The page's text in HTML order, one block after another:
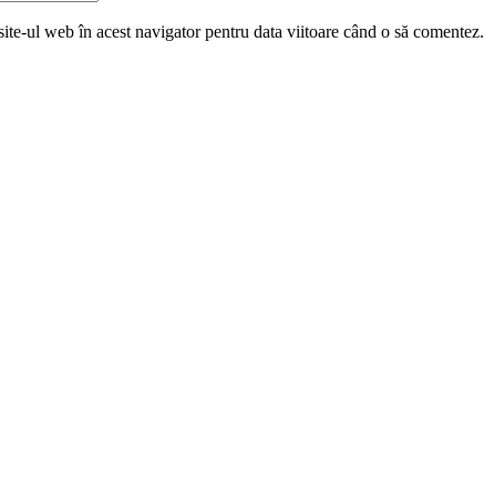
ul web în acest navigator pentru data viitoare când o să comentez.